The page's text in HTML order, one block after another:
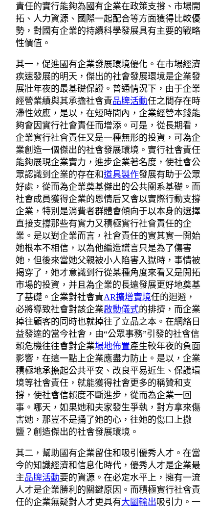
責任的實行能夠為國有企業在政策支撐、市場開
拓、人力資源、國際一起配合等方面獲得比較優
勢，對國有企業的持續科學發展具有主要的戰略
性價值。
其一，促進國有企業發展環境優化。在市場經濟
疾速發展的明天，傑出的社會發展環境是企業發
展壯年夜的最基礎保證。普通情況下，由于企業
經營業績與其承擔社會責品牌活動任之間存在時
滯性效應，是以，在短時間內，企業經營本錢能
夠會因實行社會責任而增添。可是，從長期看，
企業實行社會責任又是一種無形的投資，可為企
業創造一個傑出的社會發展環境。實行社會責任
能夠展現企業實力，進步企業著名度，使社會公
眾認識到企業的存在和道具製作發展有助于公眾
好處，從而為企業奠基傑出的公共關系基礎。而
社會成員獲得企業的恩情后又會以實際行動支撐
企業，特別是消費者群體會傾向于以本身的選擇
直接支撐那些有實力又積極實行社會責任的企
業。是以對企業而言，社會責任的實其實一開始
她根本不相信，以為他編造謊言只是為了傷害
她，但後來當她父親被小人陷害入獄時，事情被
揭穿了，她才意識到行從某種角度來看又是開拓
市場的投資，并且為企業的長遠發展更好地奠基
了基礎。企業對社會責AR擴增實境任的迴避，
必將導致社會對該企業啟動儀式的排擠，而企業
掉往顧客的同時也就掉往了立品之本。在網絡日
益發達的當今社會，由“公眾事務”引發的社會信
賴危機往往會對企業場地佈置產生較年夜的負面
影響，在這一點上企業應盡力防止。是以，企業
積極地承擔起公共平安、改良平易近生、保護環
境等社會責任，就能獲得社會更多的稱贊和支
撐，使社會信賴度不斷進步，從而為企業一回
事。哪天，如果她和夫家發生爭執，對方拿來傷
害她，那豈不是捅了她的心，往她的傷口上撒
鹽？創造傑出的社會發展環境。
其二，幫助國有企業留住和吸引優秀人才。在當
今的知識經濟和信息化時代，優秀人才是企業最
主品牌活動要的資源。在必定水平上，擁有一流
人才是企業勝利的關鍵原因。而積極實行社會責
任的企業無疑對人才更具有大圖輸出吸引力。一